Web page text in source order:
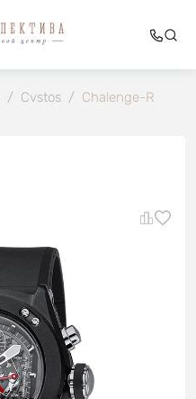
/ Cvstos / Chalenge-R